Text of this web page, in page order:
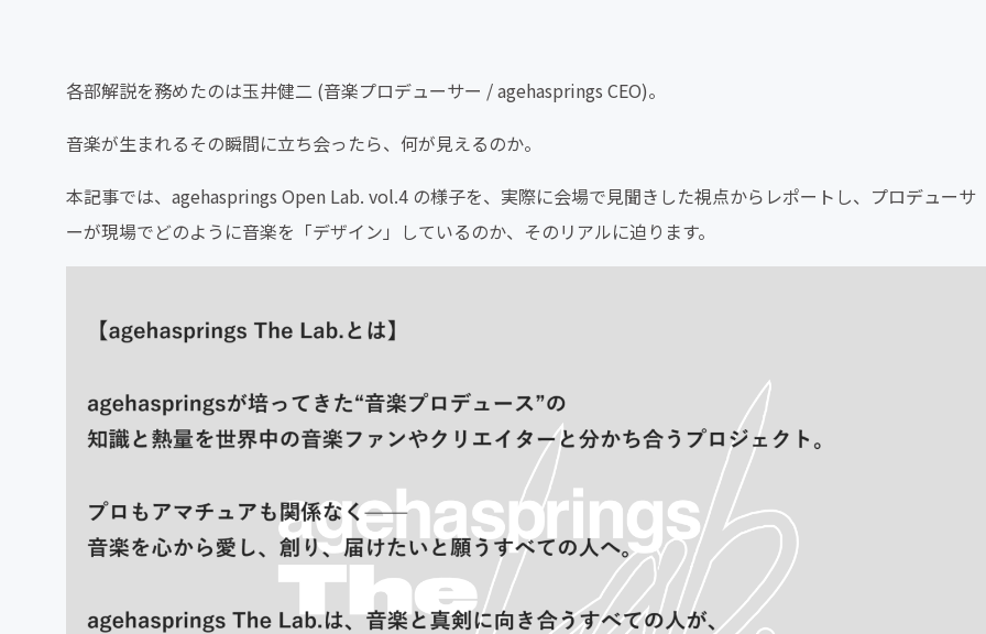
各部解説を務めたのは玉井健二 (音楽プロデューサー / agehasprings CEO)。
音楽が生まれるその瞬間に立ち会ったら、何が見えるのか。
本記事では、agehasprings Open Lab. vol.4 の様子を、実際に会場で見聞きした視点からレポートし、プロデューサ
ーが現場でどのように音楽を「デザイン」しているのか、そのリアルに迫ります。